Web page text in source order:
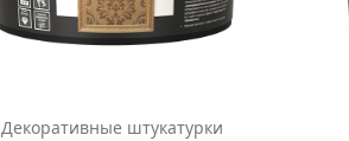
Декоративные штукатурки